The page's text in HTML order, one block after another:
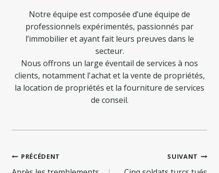
Notre équipe est composée d’une équipe de
professionnels expérimentés, passionnés par
l’immobilier et ayant fait leurs preuves dans le
secteur.
Nous offrons un large éventail de services à nos
clients, notamment l'achat et la vente de propriétés,
la location de propriétés et la fourniture de services
de conseil.
Navigation
PRÉCÉDENT SUIVANT